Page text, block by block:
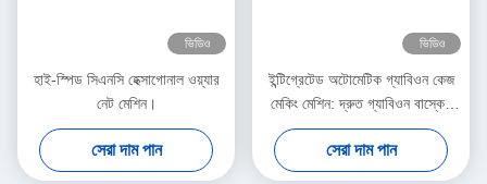
ভিডিও
হাই-স্পিড সিএনসি হেক্সাগোনাল ওয়্যার
নেট মেশিন।
সেরা দাম পান
ভিডিও
ইন্টিগ্রেটেড অটোমেটিক গ্যাবিওন কেজ
মেকিং মেশিন: দ্রুত গ্যাবিওন বাস্কেট
উৎপাদনের জন্য ইন্ডাস্ট্রিয়াল অ্যাসেম্বলি
লাইন
সেরা দাম পান